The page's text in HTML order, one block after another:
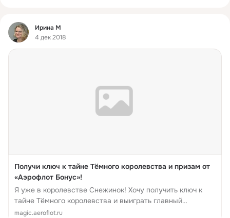
Фид
Ирина М
4 дек 2018
Получи ключ к тайне Тёмного королевства и призам от
«Аэрофлот Бонус»!
Я уже в королевстве Снежинок! Хочу получить ключ к
тайне Тёмного королевства и выиграть главный
приз Акции «Аэрофлот Бонус» и Disney – 150 000
magic.aeroflot.ru